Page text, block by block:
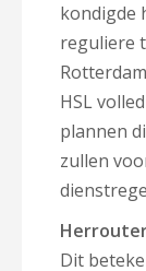
kondigde
reguliere
HSL
plannen
zullen
Dit